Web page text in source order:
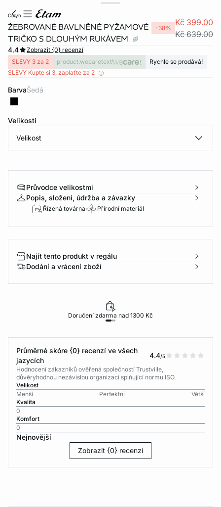
colyn
ŽEBROVANÉ BAVLNĚNÉ PYŽAMOVÉ
TRIČKO S DLOUHÝM RUKÁVEM
-38%
Kč 399.00
Kč 639.00
4.4
Zobrazit {0} recenzí
SLEVY 3 za 2
product.wecaretext
Rychle se prodává!
SLEVY Kupte si 3, zaplaťte za 2
Barva šedá
Velikosti
Velikost
Průvodce velikostmi
Popis, složení, údržba a závazky
Řízená továrna Přírodní materiál
Najít tento produkt v regálu
Dodání a vrácení zboží
Doručení zdarma nad 1300 Kč
Průměrné skóre {0} recenzí ve všech
jazycích
4.4/5
Hodnocení zákazníků ověřená společností Trustville,
důvěryhodnou nezávislou organizací splňující normu ISO.
Velikost
Menší
Perfektní
Větší
Kvalita
0
Komfort
0
Nejnovější
Zobrazit {0} recenzí